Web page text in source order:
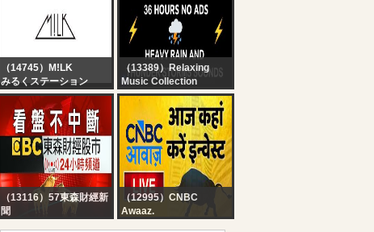
GENESIS 5
COMMENTARY | 7TH
AUGUST 2026
（14745）M!LK
みるくステーション
（13389）Relaxing
Music Collection
? Heavy Rain and
Thunder Sounds for
Sleeping - Black
Screen | Perfect
Thunderstorm for Rest,
Live
（13116）57東森財經新
聞
（12995）CNBC
Awaaz.